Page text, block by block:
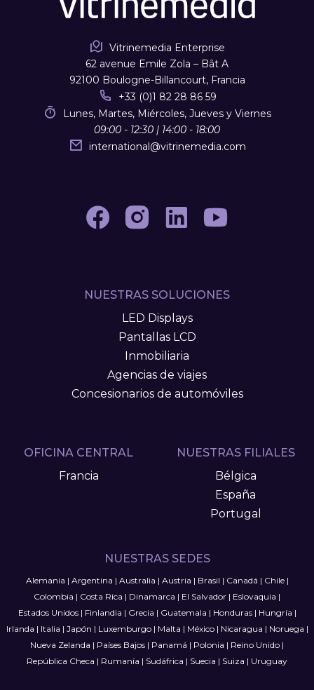
Vitrinemedia Enterprise
62 avenue Emile Zola – Bât A
92100 Boulogne-Billancourt, Francia
+33 (0)1 82 28 86 59
Lunes, Martes, Miércoles, Jueves y Viernes
09:00 - 12:30 | 14:00 - 18:00
international@vitrinemedia.com
NUESTRAS SOLUCIONES
LED Displays
Pantallas LCD
Inmobiliaria
Agencias de viajes
Concesionarios de automóviles
OFICINA CENTRAL
Francia
NUESTRAS FILIALES
Bélgica
España
Portugal
NUESTRAS SEDES
Alemania | Argentina | Australia | Austria | Brasil | Canadá | Chile|
Colombia | Costa Rica | Dinamarca | El Salvador | Eslovaquia |
Estados Unidos| Finlandia | Grecia | Guatemala | Honduras| Hungría |
Irlanda | Italia | Japón | Luxemburgo| Malta | México| Nicaragua | Noruega |
Nueva Zelanda | Países Bajos | Panamá | Polonia | Reino Unido |
República Checa | Rumanía | Sudáfrica | Suecia | Suiza | Uruguay